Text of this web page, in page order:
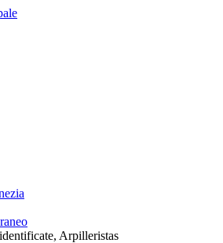
Arpilleristas